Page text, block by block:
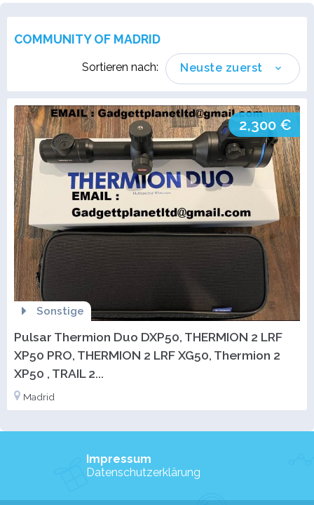
COMMUNITY OF MADRID
Neuste zuerst
Sortieren nach:
2,300 €
Sonstige
Pulsar Thermion Duo DXP50, THERMION 2 LRF
XP50 PRO, THERMION 2 LRF XG50, Thermion 2
XP50 , TRAIL 2...
Madrid
Impressum
Datenschutzerklärung